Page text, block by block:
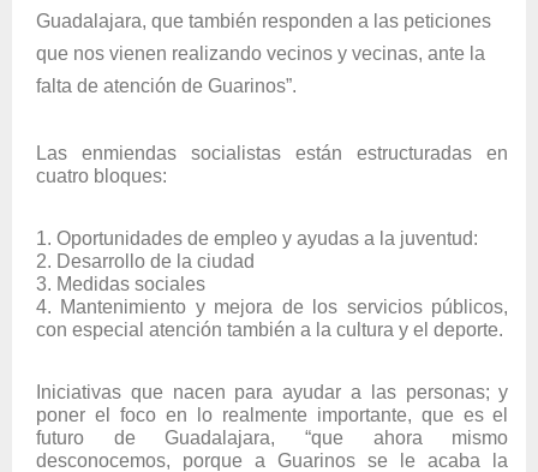
Guadalajara, que también responden a las peticiones
que nos vienen realizando vecinos y vecinas, ante la
falta de atención de Guarinos”.
Las enmiendas socialistas están estructuradas en
cuatro bloques:
1. Oportunidades de empleo y ayudas a la juventud:
2. Desarrollo de la ciudad
3. Medidas sociales
4. Mantenimiento y mejora de los servicios públicos,
con especial atención también a la cultura y el deporte.
Iniciativas que nacen para ayudar a las personas; y
poner el foco en lo realmente importante, que es el
futuro de Guadalajara, “que ahora mismo
desconocemos, porque a Guarinos se le acaba la